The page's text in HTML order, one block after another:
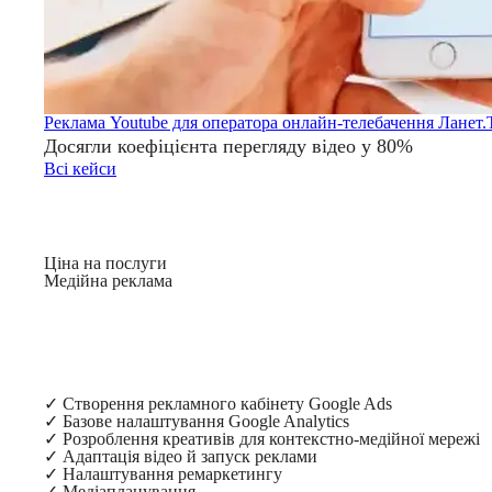
Реклама Youtube для оператора онлайн-телебачення
Досягли коефіцієнта перегляду відео у 80%
Всі кейси
Ціна на послуги
Медійна реклама
✓ Створення рекламного кабінету Google Ads
✓ Базове налаштування Google Analytics
✓ Розроблення креативів для контекстно-медійної мережі
✓ Адаптація відео й запуск реклами
✓ Налаштування ремаркетингу